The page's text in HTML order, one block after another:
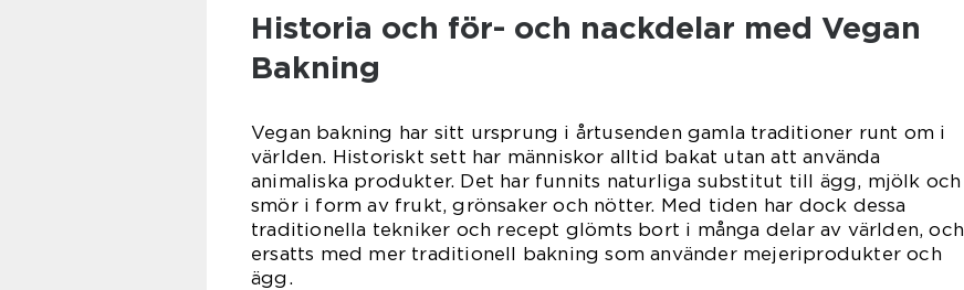
Historia och för- och nackdelar med Vegan
Bakning
Vegan bakning har sitt ursprung i årtusenden gamla traditioner runt om i
världen. Historiskt sett har människor alltid bakat utan att använda
animaliska produkter. Det har funnits naturliga substitut till ägg, mjölk och
smör i form av frukt, grönsaker och nötter. Med tiden har dock dessa
traditionella tekniker och recept glömts bort i många delar av världen, och
ersatts med mer traditionell bakning som använder mejeriprodukter och
ägg.